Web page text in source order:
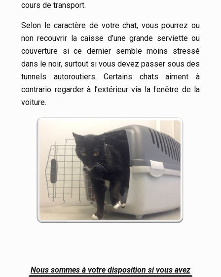
cours de transport.
Selon le caractère de votre chat, vous pourrez ou
non recouvrir la caisse d’une grande serviette ou
couverture si ce dernier semble moins stressé
dans le noir, surtout si vous devez passer sous des
tunnels autoroutiers. Certains chats aiment à
contrario regarder à l’extérieur via la fenêtre de la
voiture.
Nous sommes à votre disposition si vous avez